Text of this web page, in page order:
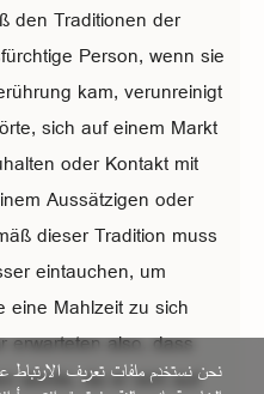
den Traditionen der
Person, wenn sie
kam, verunreinigt
sich auf einem Markt
oder Kontakt mit
Aussätzigen oder
dieser Tradition muss
eintauchen, um
Mahlzeit zu sich
erwarteten also, dass
würde, da er sich auf
نحن نستخدم ملفات تعريف الارتباط